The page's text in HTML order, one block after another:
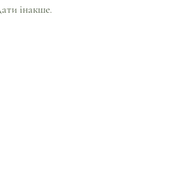
інакше.